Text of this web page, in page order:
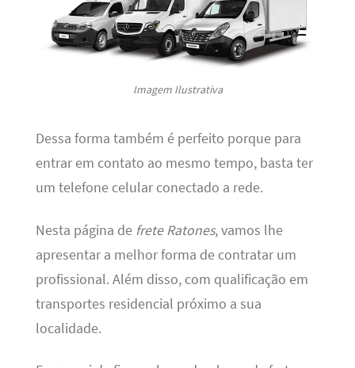
Imagem Ilustrativa
Dessa forma também é perfeito porque para
entrar em contato ao mesmo tempo, basta ter
um telefone celular conectado a rede.
Nesta página de frete Ratones, vamos lhe
apresentar a melhor forma de contratar um
profissional. Além disso, com qualificação em
transportes residencial próximo a sua
localidade.